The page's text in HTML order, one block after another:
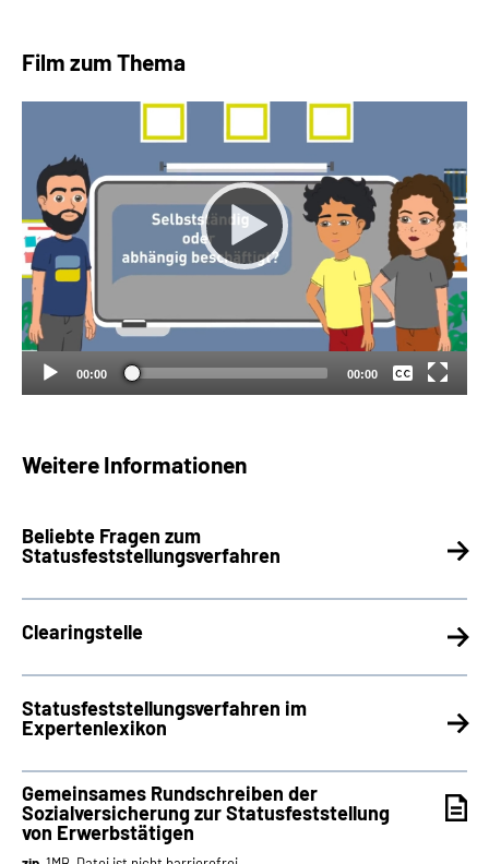
Film zum Thema
00:00 00:00
Keine
Deutsch
Weitere Informationen
Beliebte Fragen zum
Statusfeststellungsverfahren
Clearingstelle
Statusfeststellungsverfahren im
Expertenlexikon
Gemeinsames Rundschreiben der
Sozialversicherung zur Statusfeststellung
von Erwerbstätigen